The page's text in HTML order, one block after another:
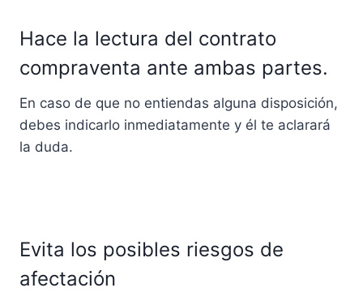
Hace la lectura del contrato
compraventa ante ambas partes.
En caso de que no entiendas alguna disposición,
debes indicarlo inmediatamente y él te aclarará
la duda.
Evita los posibles riesgos de
afectación